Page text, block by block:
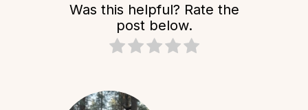
Was this helpful? Rate the
post below.